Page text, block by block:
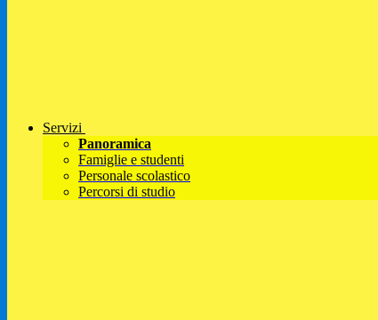
Servizi
Panoramica
Famiglie e studenti
Personale scolastico
Percorsi di studio